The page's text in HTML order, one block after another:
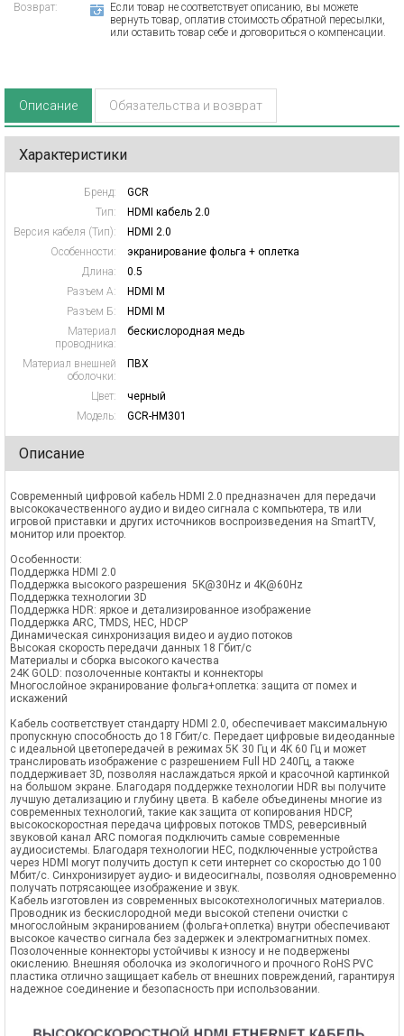
Возврат:
Если товар не соответствует описанию, вы можете
вернуть товар, оплатив стоимость обратной пересылки,
или оставить товар себе и договориться о компенсации.
Описание Обязательства и возврат
Характеристики
Бренд:
GCR
Тип:
HDMI кабель 2.0
Версия кабеля (Тип):
HDMI 2.0
Особенности:
экранирование фольга + оплетка
Длина:
0.5
Разъем А:
HDMI M
Разъем Б:
HDMI M
Материал
проводника:
бескислородная медь
Материал внешней
оболочки:
ПВХ
Цвет:
черный
Модель:
GCR-HM301
Описание
Современный цифровой кабель HDMI 2.0 предназначен для передачи
высококачественного аудио и видео сигнала с компьютера, тв или
игровой приставки и других источников воспроизведения на SmartTV,
монитор или проектор.
Особенности:
Поддержка HDMI 2.0
Поддержка высокого разрешения 5K@30Hz и 4K@60Hz
Поддержка технологии 3D
Поддержка HDR: яркое и детализированное изображение
Поддержка ARC, TMDS, HEC, HDCP
Динамическая синхронизация видео и аудио потоков
Высокая скорость передачи данных 18 Гбит/с
Материалы и сборка высокого качества
24K GOLD: позолоченные контакты и коннекторы
Многослойное экранирование фольга+оплетка: защита от помех и
искажений
Кабель соответствует стандарту HDMI 2.0, обеспечивает максимальную
пропускную способность до 18 Гбит/с. Передает цифровые видеоданные
с идеальной цветопередачей в режимах 5К 30 Гц и 4K 60 Гц и может
транслировать изображение с разрешением Full HD 240Гц, а также
поддерживает 3D, позволяя наслаждаться яркой и красочной картинкой
на большом экране. Благодаря поддержке технологии HDR вы получите
лучшую детализацию и глубину цвета. В кабеле объединены многие из
современных технологий, такие как защита от копирования HDCP,
высокоскоростная передача цифровых потоков TMDS, реверсивный
звуковой канал ARС помогая подключить самые современные
аудиосистемы. Благодаря технологии HEC, подключенные устройства
через HDMI могут получить доступ к сети интернет со скоростью до 100
Мбит/с. Синхронизирует аудио- и видеосигналы, позволяя одновременно
получать потрясающее изображение и звук.
Кабель изготовлен из современных высокотехнологичных материалов.
Проводник из бескислородной меди высокой степени очистки с
многослойным экранированием (фольга+оплетка) внутри обеспечивают
высокое качество сигнала без задержек и электромагнитных помех.
Позолоченные коннекторы устойчивы к износу и не подвержены
окислению. Внешняя оболочка из экологичного и прочного RoHS PVC
пластика отлично защищает кабель от внешних повреждений, гарантируя
надежное соединение и безопасность при использовании.